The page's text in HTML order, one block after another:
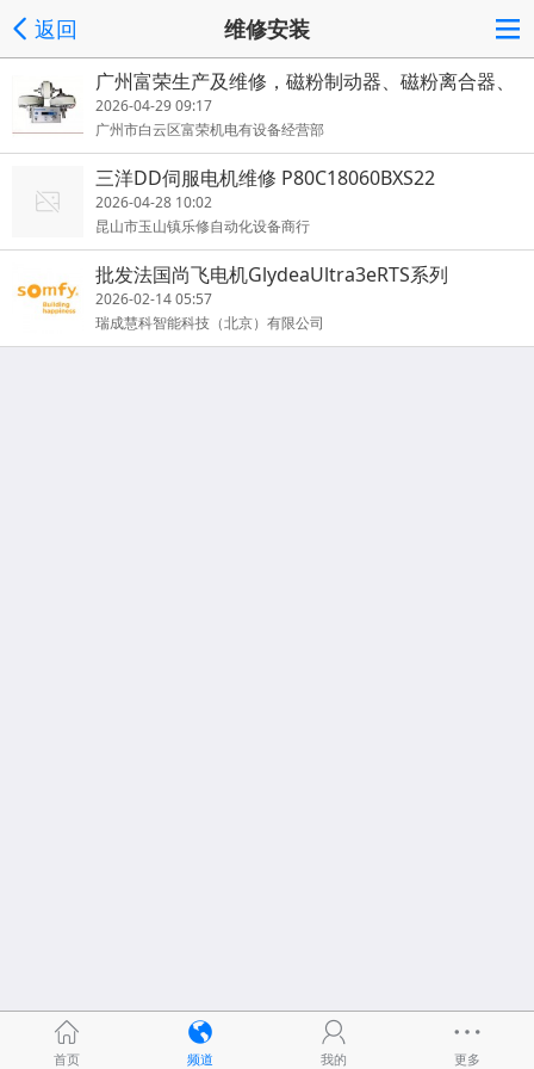
返回 维修安装
广州富荣生产及维修，磁粉制动器、磁粉离合器、
张力控制器
2026-04-29 09:17
广州市白云区富荣机电有设备经营部
三洋DD伺服电机维修 P80C18060BXS22
2026-04-28 10:02
昆山市玉山镇乐修自动化设备商行
批发法国尚飞电机GlydeaUltra3eRTS系列
2026-02-14 05:57
瑞成慧科智能科技（北京）有限公司
首页 频道 我的 更多